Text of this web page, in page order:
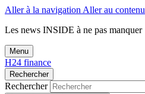
Aller à la navigation Aller au contenu
Les news INSIDE à ne pas manquer
Menu
H24 finance
Rechercher
Rechercher